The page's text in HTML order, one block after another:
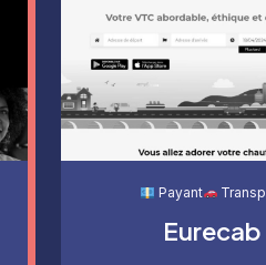
Payant
Eurecab